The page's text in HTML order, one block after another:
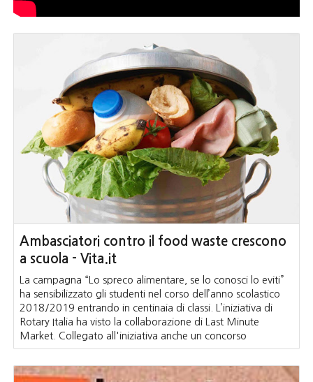
Ambasciatori contro il food waste crescono
a scuola - Vita.it
La campagna “Lo spreco alimentare, se lo conosci lo eviti”
ha sensibilizzato gli studenti nel corso dell’anno scolastico
2018/2019 entrando in centinaia di classi. L’iniziativa di
Rotary Italia ha visto la collaborazione di Last Minute
Market. Collegato all'iniziativa anche un concorso